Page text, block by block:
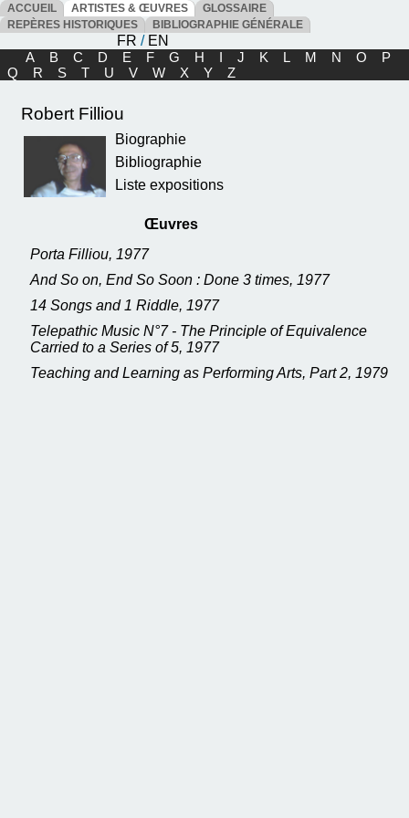
ACCUEIL ARTISTES & ŒUVRES
GLOSSAIRE
REPÈRES HISTORIQUES
BIBLIOGRAPHIE GÉNÉRALE
FR / EN
A
B C D E F G H I J K L M N O
P
Q
R S T U V W X Y Z